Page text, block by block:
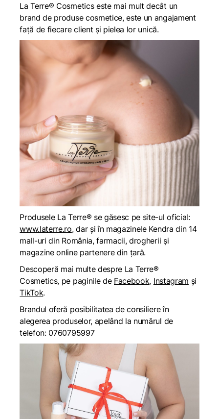
La Terre® Cosmetics este mai mult decât un
brand de produse cosmetice, este un angajament
față de fiecare client și pielea lor unică.
Produsele La Terre® se găsesc pe site-ul oficial:
www.laterre.ro, dar și în magazinele Kendra din 14
mall-uri din România, farmacii, drogherii și
magazine online partenere din țară.
Descoperă mai multe despre La Terre®
Cosmetics, pe paginile de Facebook, Instagram și
TikTok.
Brandul oferă posibilitatea de consiliere în
alegerea produselor, apelând la numărul de
telefon: 0760795997